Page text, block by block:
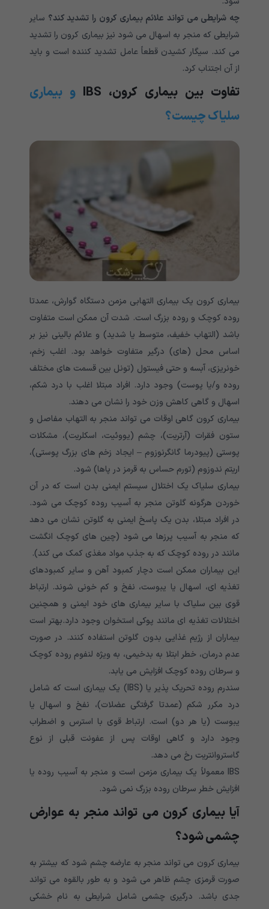
چه شرایطی می تواند علائم بیماری کرون را تشدید کند؟ سایر
شرایطی که منجر به اسهال می شود نیز بیماری کرون را تشدید
می کند. سیگار کشیدن قطعاً عامل تشدید کننده است و باید
از آن اجتناب کرد.
تفاوت بین بیماری کرون، IBS و بیماری
سلیاک چیست؟
بیماری کرون یک بیماری التهابی مزمن دستگاه گوارش، عمدتا
روده کوچک و روده بزرگ است. شدت آن ممکن است متفاوت
باشد (التهاب خفیف، متوسط یا شدید) و علائم بالینی نیز بر
اساس محل (های) درگیر متفاوت خواهد بود. اغلب زخم،
خونریزی، آبسه و حتی فیستول (تونل بین قسمت های مختلف
روده و/یا پوست) وجود دارد. افراد مبتلا اغلب با درد شکم،
اسهال و گاهی کاهش وزن خود را نشان می دهند.
بیماری کرون گاهی اوقات می تواند منجر به التهاب مفاصل و
ستون فقرات (آرتریت)، چشم (یووئیت، اسکلریت)، مشکلات
پوستی (پیودرما گانگرنوزوم – ایجاد زخم های بزرگ پوستی)،
اریتم ندوزوم (تورم حساس به قرمز در پاها) شود.
بیماری سلیاک یک اختلال سیستم ایمنی بدن است که در آن
خوردن هرگونه گلوتن منجر به آسیب روده کوچک می شود.
در افراد مبتلا، بدن یک پاسخ ایمنی به گلوتن نشان می دهد
که منجر به آسیب پرزها می شود (چین های کوچک انگشت
مانند در روده کوچک که به جذب مواد مغذی کمک می کند).
این بیماران ممکن است دچار کمبود آهن و سایر کمبودهای
تغذیه ای، اسهال یا یبوست، نفخ و کم خونی شوند. ارتباط
قوی بین سلیاک با سایر بیماری های خود ایمنی و همچنین
اختلالات تغذیه ای مانند پوکی استخوان وجود دارد.بهتر است
بیماران از رژیم غذایی بدون گلوتن استفاده کنند. در صورت
عدم درمان، خطر ابتلا به بدخیمی، به ویژه لنفوم روده کوچک
و سرطان روده کوچک افزایش می یابد.
سندرم روده تحریک پذیر یا (IBS) یک بیماری است که شامل
درد مکرر شکم (عمدتا گرفتگی عضلات)، نفخ و اسهال یا
یبوست (یا هر دو) است. ارتباط قوی با استرس و اضطراب
وجود دارد و گاهی اوقات پس از عفونت قبلی از نوع
گاستروانتریت رخ می دهد.
IBS معمولاً یک بیماری مزمن است و منجر به آسیب روده یا
افزایش خطر سرطان روده بزرگ نمی شود.
آیا بیماری کرون می تواند منجر به عوارض
چشمی شود؟
بیماری کرون می تواند منجر به عارضه چشم شود که بیشتر به
صورت قرمزی چشم ظاهر می شود و به طور بالقوه می تواند
جدی باشد. درگیری چشمی شامل شرایطی به نام خشکی